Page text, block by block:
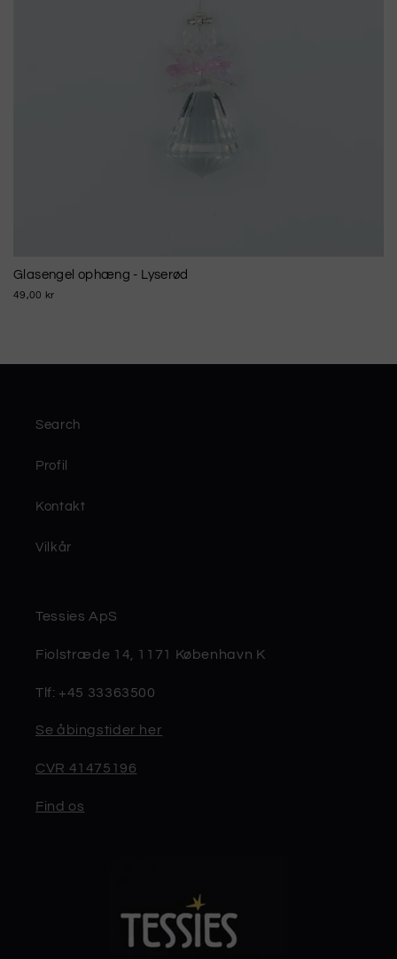
Glasengel ophæng - Lyserød
49,00 kr
Search
Profil
Kontakt
Vilkår
Tessies ApS
Fiolstræde 14, 1171 København K
Tlf: +45 33363500
Se åbingstider her
CVR 41475196
Find os